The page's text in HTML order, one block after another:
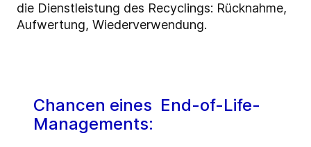
die Dienstleistung des Recyclings: Rücknahme,
Aufwertung, Wiederverwendung.
Chancen eines End-of-Life-
Managements: